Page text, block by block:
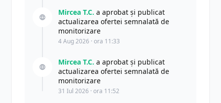
Mircea T.C. a aprobat și publicat
actualizarea ofertei semnalată de
monitorizare
4 Aug 2026 · ora 11:33
Mircea T.C. a aprobat și publicat
actualizarea ofertei semnalată de
monitorizare
31 Iul 2026 · ora 11:52